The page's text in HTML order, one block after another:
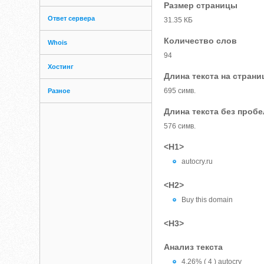
Ответ сервера
Whois
Хостинг
Разное
Размер страницы
31.35 КБ
Количество слов
94
Длина текста на
695 симв.
Длина текста без
576 симв.
<H1>
autocry.ru
<H2>
Buy this domain
<H3>
Анализ текста
4.26% ( 4 ) autocry